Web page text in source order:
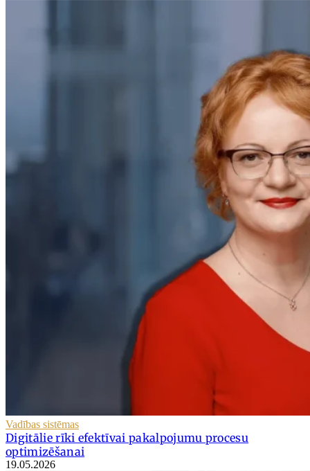
Vadības sistēmas
Digitālie rīki efektīvai pakalpojumu procesu
optimizēšanai
19.05.2026